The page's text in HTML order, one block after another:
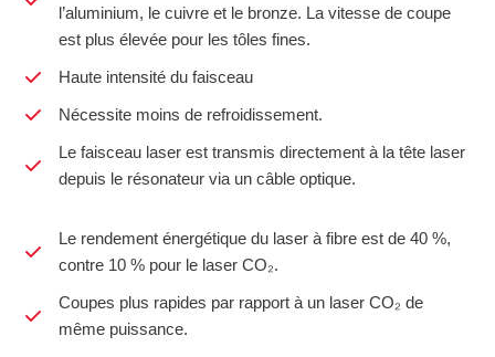
l’aluminium, le cuivre et le bronze. La vitesse de coupe
est plus élevée pour les tôles fines.
Haute intensité du faisceau
Nécessite moins de refroidissement.
Le faisceau laser est transmis directement à la tête laser
depuis le résonateur via un câble optique.
Le rendement énergétique du laser à fibre est de 40 %,
contre 10 % pour le laser CO₂.
Coupes plus rapides par rapport à un laser CO₂ de
même puissance.